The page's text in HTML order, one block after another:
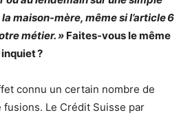
maison-mère, même si l’article 6
métier. » Faites-vous le même
?
connu un certain nombre de
Le Crédit Suisse par